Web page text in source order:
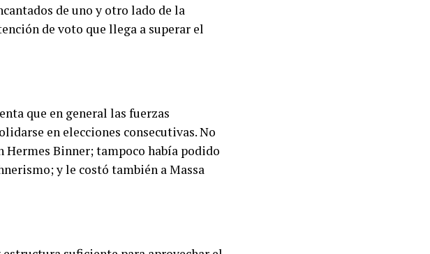
de uno y otro lado de la
de voto que llega a superar el
que en general las fuerzas
en elecciones consecutivas. No
Hermes Binner; tampoco había podido
y le costó también a Massa